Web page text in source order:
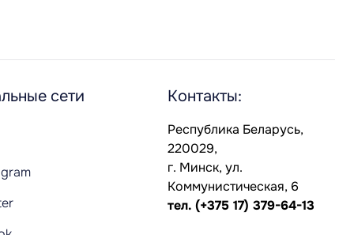
сети Контакты:
Республика Беларусь,
220029,
г. Минск, ул.
Коммунистическая, 6
тел. (+375 17) 379-64-13